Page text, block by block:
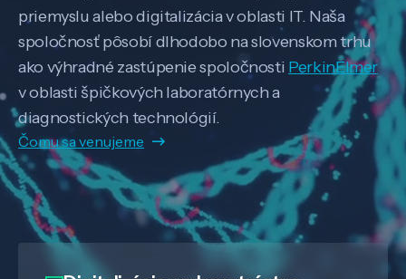
priemyslu alebo digitalizácia v oblasti IT. Naša
spoločnosť pôsobí dlhodobo na slovenskom trhu
ako výhradné zastúpenie spoločnosti PerkinElmer
v oblasti špičkových laboratórnych a
diagnostických technológií.
Čomu sa venujeme